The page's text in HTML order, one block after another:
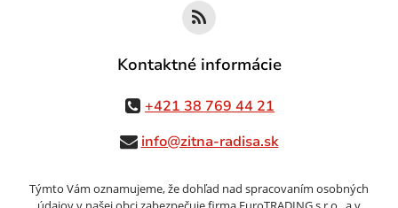
Kontaktné informácie
+421 38 769 44 21
info@zitna-radisa.sk
Týmto Vám oznamujeme, že dohľad nad spracovaním osobných